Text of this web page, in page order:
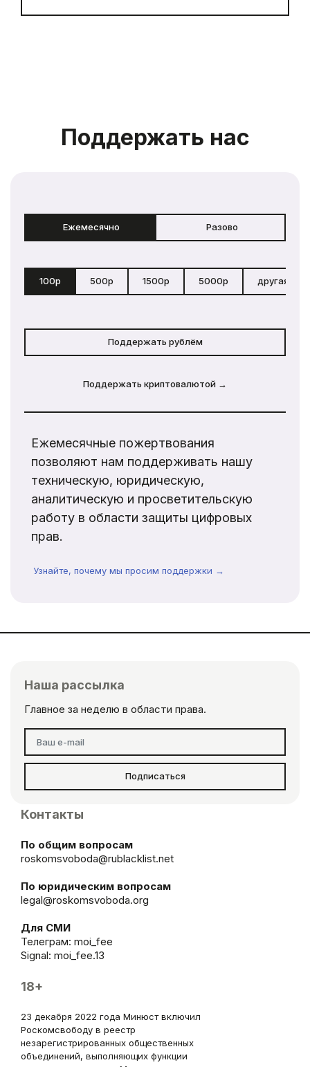
Поддержать нас
Ежемесячно Разово
100р 500р 1500р 5000р другая
Поддержать рублём
Поддержать криптовалютой →
Ежемесячные пожертвования
позволяют нам поддерживать нашу
техническую, юридическую,
аналитическую и просветительскую
работу в области защиты цифровых
прав.
Узнайте, почему мы просим поддержки →
Наша рассылка
Главное за неделю в области права.
Подписаться
Контакты
По общим вопросам
roskomsvoboda@rublacklist.net
По юридическим вопросам
legal@roskomsvoboda.org
Для СМИ
Телеграм: moi_fee
Signal: moi_fee.13
18+
23 декабря 2022 года Минюст включил
Роскомсвободу в реестр
незарегистрированных общественных
объединений, выполняющих функции